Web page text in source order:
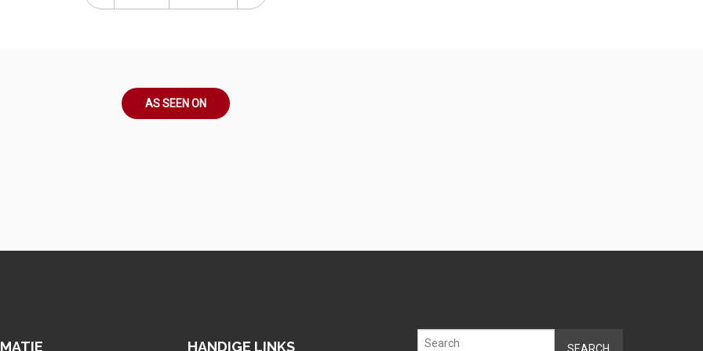
AS SEEN ON
HANDIGE LINKS